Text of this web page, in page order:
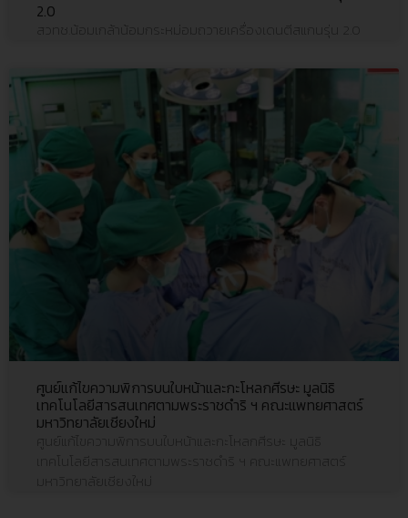
2.0
สวทช.น้อมเกล้าน้อมกระหม่อมถวายเครื่องเดนตีสแกนรุ่น 2.0
ศูนย์แก้ไขความพิการบนใบหน้าและกะโหลกศีรษะ มูลนิธิ
เทคโนโลยีสารสนเทศตามพระราชดำริ ฯ คณะแพทยศาสตร์
มหาวิทยาลัยเชียงใหม่
ศูนย์แก้ไขความพิการบนใบหน้าและกะโหลกศีรษะ มูลนิธิ
เทคโนโลยีสารสนเทศตามพระราชดำริ ฯ คณะแพทยศาสตร์